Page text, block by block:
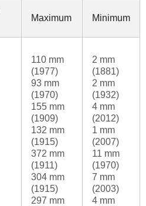
Maximum Minimum
110 mm
(1977)
93 mm
(1970)
155 mm
(1909)
132 mm
(1915)
372 mm
(1911)
304 mm
(1915)
297 mm
2 mm
(1881)
2 mm
(1932)
4 mm
(2012)
1 mm
(2007)
11 mm
(1970)
7 mm
(2003)
4 mm